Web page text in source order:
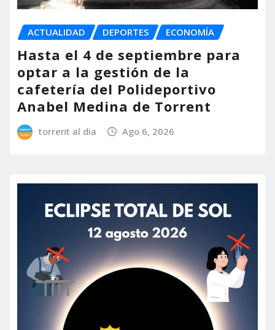
ACTUALIDAD DEPORTES ECONOMÍA
Hasta el 4 de septiembre para
optar a la gestión de la
cafetería del Polideportivo
Anabel Medina de Torrent
torrent al dia Ago 6, 2026